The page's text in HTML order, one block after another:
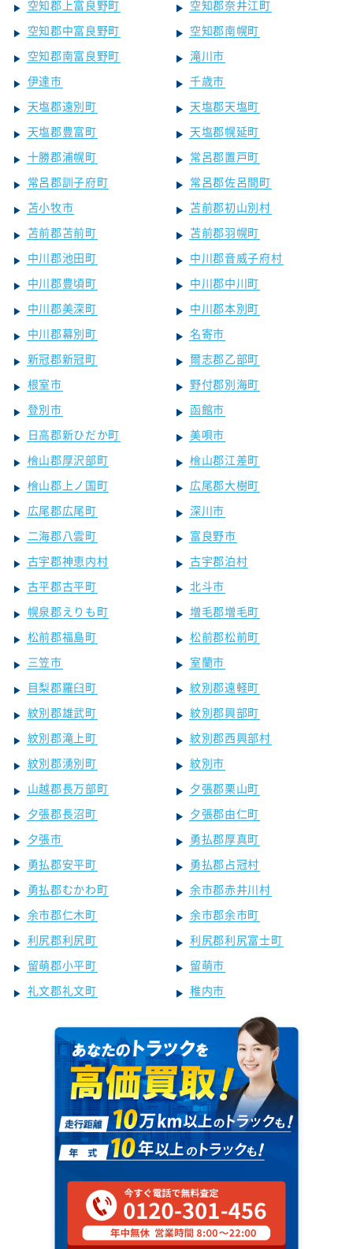
空知郡上富良野町
空知郡奈井江町
空知郡中富良野町
空知郡南幌町
空知郡南富良野町
滝川市
伊達市
千歳市
天塩郡遠別町
天塩郡天塩町
天塩郡豊富町
天塩郡幌延町
十勝郡浦幌町
常呂郡置戸町
常呂郡訓子府町
常呂郡佐呂間町
苫小牧市
苫前郡初山別村
苫前郡苫前町
苫前郡羽幌町
中川郡池田町
中川郡音威子府村
中川郡豊頃町
中川郡中川町
中川郡美深町
中川郡本別町
中川郡幕別町
名寄市
新冠郡新冠町
爾志郡乙部町
根室市
野付郡別海町
登別市
函館市
日高郡新ひだか町
美唄市
檜山郡厚沢部町
檜山郡江差町
檜山郡上ノ国町
広尾郡大樹町
広尾郡広尾町
深川市
二海郡八雲町
富良野市
古宇郡神恵内村
古宇郡泊村
古平郡古平町
北斗市
幌泉郡えりも町
増毛郡増毛町
松前郡福島町
松前郡松前町
三笠市
室蘭市
目梨郡羅臼町
紋別郡遠軽町
紋別郡雄武町
紋別郡興部町
紋別郡滝上町
紋別郡西興部村
紋別郡湧別町
紋別市
山越郡長万部町
夕張郡栗山町
夕張郡長沼町
夕張郡由仁町
夕張市
勇払郡厚真町
勇払郡安平町
勇払郡占冠村
勇払郡むかわ町
余市郡赤井川村
余市郡仁木町
余市郡余市町
利尻郡利尻町
利尻郡利尻富士町
留萌郡小平町
留萌市
礼文郡礼文町
稚内市